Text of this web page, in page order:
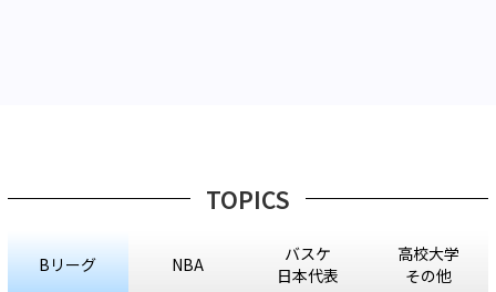
TOPICS
Bリーグ NBA
バスケ
日本代表
高校大学
その他